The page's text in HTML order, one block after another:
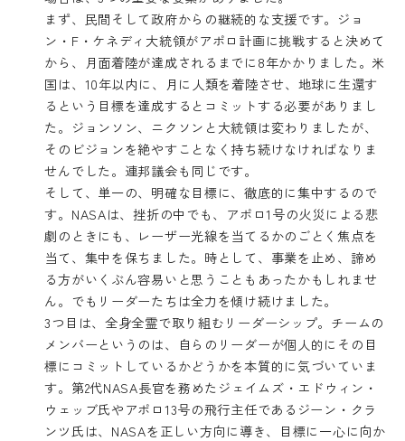
まず、民間そして政府からの継続的な支援です。ジョ
ン・F・ケネディ大統領がアポロ計画に挑戦すると決めて
から、月面着陸が達成されるまでに8年かかりました。米
国は、10年以内に、月に人類を着陸させ、地球に生還す
るという目標を達成するとコミットする必要がありまし
た。ジョンソン、ニクソンと大統領は変わりましたが、
そのビジョンを絶やすことなく持ち続けなければなりま
せんでした。連邦議会も同じです。
そして、単一の、明確な目標に、徹底的に集中するので
す。NASAは、挫折の中でも、アポロ1号の火災による悲
劇のときにも、レーザー光線を当てるかのごとく焦点を
当て、集中を保ちました。時として、事業を止め、諦め
る方がいくぶん容易いと思うこともあったかもしれませ
ん。でもリーダーたちは全力を傾け続けました。
3つ目は、全身全霊で取り組むリーダーシップ。チームの
メンバーというのは、自らのリーダーが個人的にその目
標にコミットしているかどうかを本質的に気づいていま
す。第2代NASA長官を務めたジェイムズ・エドウィン・
ウェッブ氏やアポロ13号の飛行主任であるジーン・クラ
ンツ氏は、NASAを正しい方向に導き、目標に一心に向か